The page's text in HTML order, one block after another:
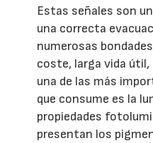
Estas señales son
una correcta
numerosas
coste, larga vida
una de las más
que consume es la
propiedades
presentan los